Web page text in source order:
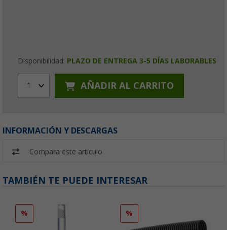
Disponibilidad: PLAZO DE ENTREGA 3-5 DÍAS LABORABLES
1 AÑADIR AL CARRITO
INFORMACIÓN Y DESCARGAS
Compara este artículo
TAMBIÉN TE PUEDE INTERESAR
% %